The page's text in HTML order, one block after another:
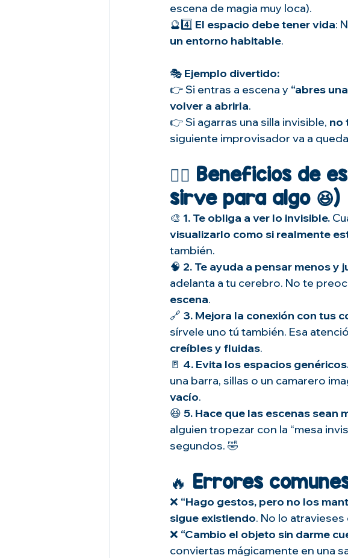
escena de magia muy loca).
🔮4️⃣ El espacio debe tener vida:
un entorno habitable.
🎭 Ejemplo divertido:
👉 Si entras a escena y “abres
volver a abrirla.
👉 Si agarras una silla invisible, no
siguiente improvisador va a
🤹‍♂️ Beneficios de
sirve para algo 😆)
🎨 1. Te obliga a ver lo invisible.
visualizarlo como si realmente
también.
🧠 2. Te ayuda a pensar menos y
adelanta a tu cerebro. No te
escena.
🔗 3. Mejora la conexión con tus
sírvele uno tú también. Esa
creíbles y fluidas.
🚪 4. Evita los espacios
una barra, sillas o un camarero
vacío.
😆 5. Hace que las escenas sean
alguien tropezar con la “mesa
segundos. 🤣
🔥 Errores
❌ “Hago gestos, pero no los
sigue existiendo. No lo
❌ “Cambio el objeto sin darme
conviertas mágicamente en una